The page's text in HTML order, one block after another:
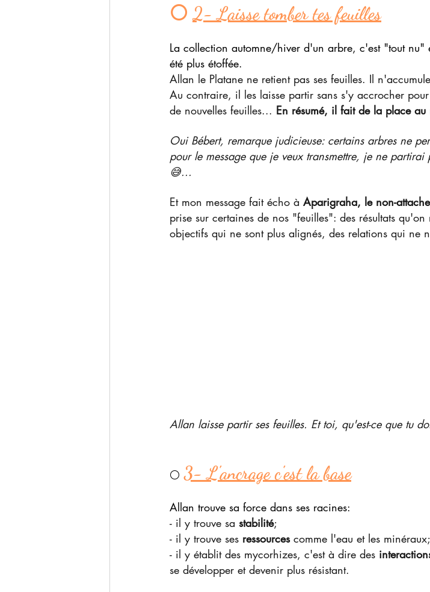
⚪ 2- Laisse tomber tes feuilles
La collection automne/hiver d'un arbre, c'est "tout
été plus étoffée.
Allan le Platane ne retient pas ses feuilles. Il
Au contraire, il les laisse partir sans s'y accrocher
de nouvelles feuilles... En résumé, il fait de la place
Oui Bébert, remarque judicieuse: certains arbres ne
pour le message que je veux transmettre, je ne
😅...
Et mon message fait écho à Aparigraha, le non-
prise sur certaines de nos "feuilles": des résultats
objectifs qui ne sont plus alignés, des relations qui ne
Allan laisse partir ses feuilles. Et toi, qu'est-ce que tu
⚪ 3- L'ancrage c'est la base
Allan trouve sa force dans ses racines:
- il y trouve sa stabilité;
- il y trouve ses ressources comme l'eau et les minéraux;
- il y établit des mycorhizes, c'est à dire des
se développer et devenir plus résistant.